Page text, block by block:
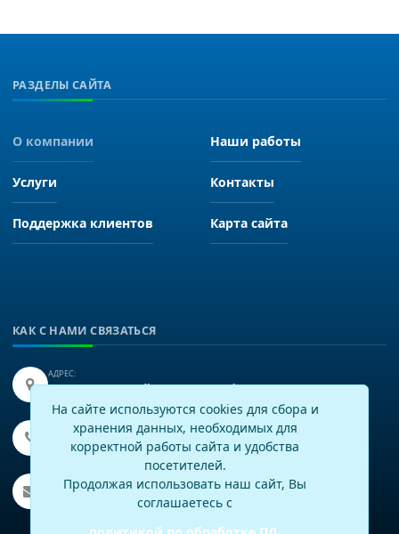
РАЗДЕЛЫ САЙТА
О компании Наши работы
Услуги Контакты
Поддержка клиентов Карта сайта
КАК С НАМИ СВЯЗАТЬСЯ
АДРЕС:
Иркутск, улица Байкальская 249, офис 225.
ТЕЛЕФОН:
+7(3952)43-60-16
EMAIL:
info@virtech.ru
На сайте используются cookies для сбора и
хранения данных, необходимых для
корректной работы сайта и удобства
посетителей.
Продолжая использовать наш сайт, Вы
соглашаетесь с